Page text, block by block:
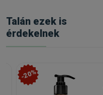
Talán ezek is
érdekelnek
-20%